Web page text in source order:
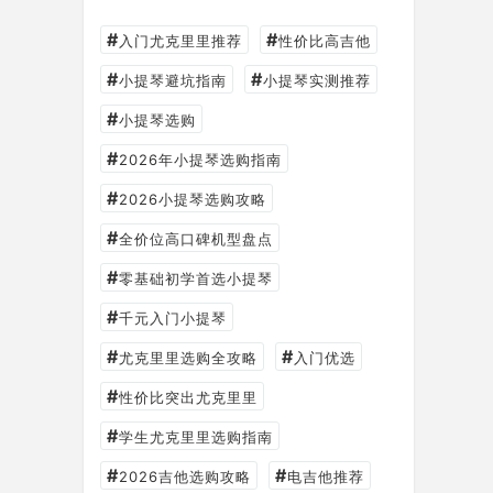
# 入门尤克里里推荐 #性价比高吉他
#小提琴避坑指南 #小提琴实测推荐
#小提琴选购
#2026年小提琴选购指南
#2026小提琴选购攻略
#全价位高口碑机型盘点
#零基础初学首选小提琴
#千元入门小提琴
#尤克里里选购全攻略 # 入门优选
#性价比突出尤克里里
#学生尤克里里选购指南
#2026吉他选购攻略 #电吉他推荐